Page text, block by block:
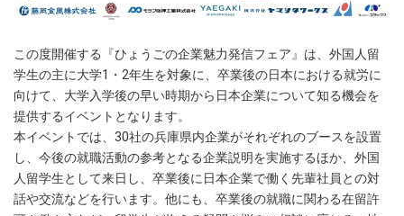
この度開催する『ひょうごの企業魅力発信フェア』は、外国人留
学生の主に大学1・2年生を対象に、卒業後の日本における就労に
向けて、大学入学後の早い時期から日本企業について知る機会を
提供するイベントとなります。
本イベントでは、30社の兵庫県内企業がそれぞれのブースを設置
し、今後の就職活動の参考となる企業説明を実施するほか、外国
人留学生として来日し、卒業後に日本企業で働く先輩社員との対
話や交流などを行います。他にも、卒業後の就職に関わる在留許